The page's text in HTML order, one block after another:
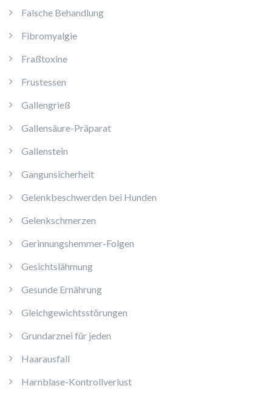
Falsche Behandlung
Fibromyalgie
Fraßtoxine
Frustessen
Gallengrieß
Gallensäure-Präparat
Gallenstein
Gangunsicherheit
Gelenkbeschwerden bei Hunden
Gelenkschmerzen
Gerinnungshemmer-Folgen
Gesichtslähmung
Gesunde Ernährung
Gleichgewichtsstörungen
Grundarznei für jeden
Haarausfall
Harnblase-Kontrollverlust